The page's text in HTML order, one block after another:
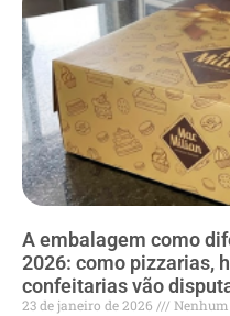
A embalagem como
2026: como pizzarias,
confeitarias vão
23 de janeiro de 2026